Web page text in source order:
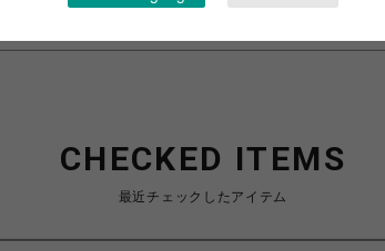
CHECKED ITEMS
最近チェックしたアイテム